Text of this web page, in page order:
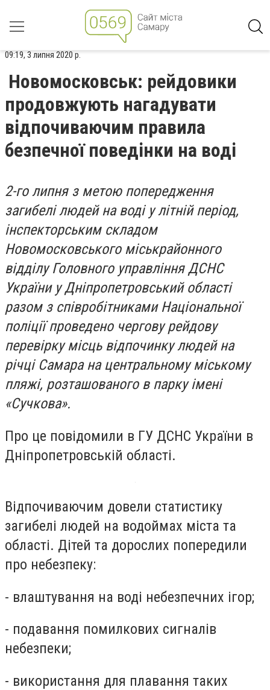
09:19, 3 липня 2020 р.
Новомосковськ: рейдовики
продовжують нагадувати
відпочиваючим правила
безпечної поведінки на воді
2-го липня з метою попередження
загибелі людей на воді у літній період,
інспекторським складом
Новомосковського міськрайонного
відділу Головного управління ДСНС
України у Дніпропетровський області
разом з співробітниками Національної
поліції проведено чергову рейдову
перевірку місць відпочинку людей на
річці Самара на центральному міському
пляжі, розташованого в парку імені
«Сучкова».
Про це повідомили в ГУ ДСНС України в
Дніпропетровській області.
Відпочиваючим довели статистику
загибелі людей на водоймах міста та
області. Дітей та дорослих попередили
про небезпеку:
- влаштування на воді небезпечних ігор;
- подавання помилкових сигналів
небезпеки;
- використання для плавання таких